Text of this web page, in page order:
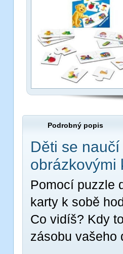
Podrobný popis
Děti se
obrázkovými
Pomocí puzzle
karty k sobě
Co vidíš? Kdy
zásobu vašeho